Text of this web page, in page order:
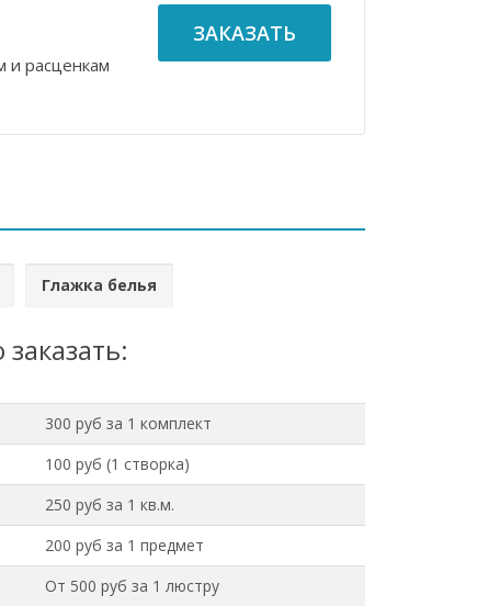
и расценкам
ЗАКАЗАТЬ
Глажка белья
300 руб за 1 комплект
100 руб (1 створка)
250 руб за 1 кв.м.
200 руб за 1 предмет
От 500 руб за 1 люстру